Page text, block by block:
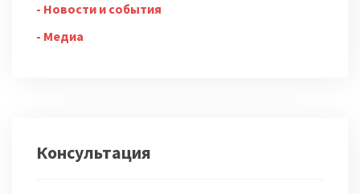
Новости и события
Медиа
Консультация